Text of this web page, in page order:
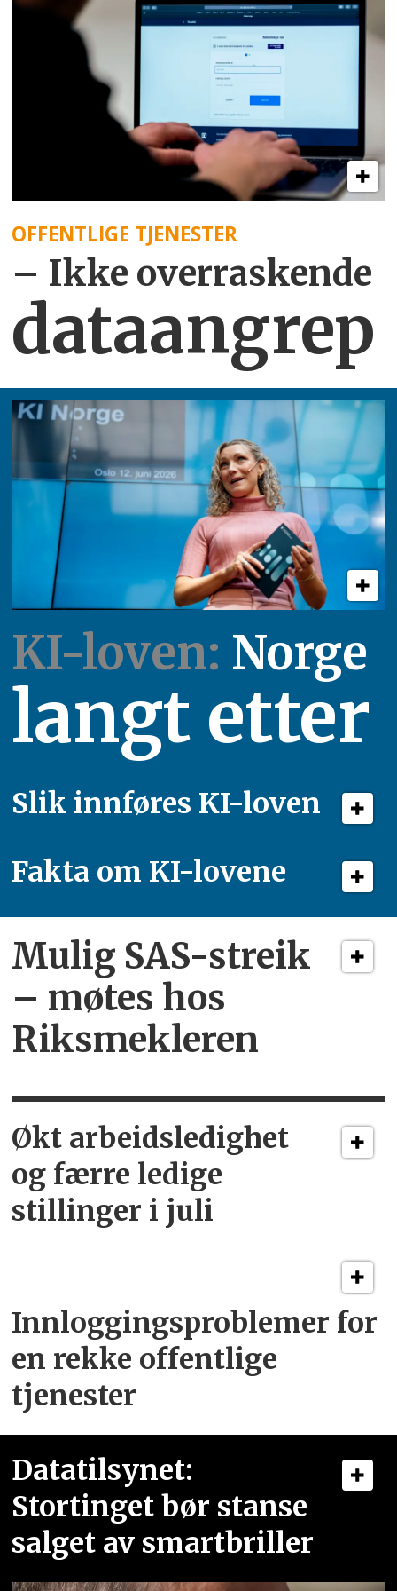
viktigste ressurs; medarbeiderne.
Bestill abonnement
Last ned enkeltsider eller hele
OFFENTLIGE TJENESTER
– Ikke overraskende
dataangrep
KI-loven: Norge
langt etter
Slik innføres KI-loven
Fakta om KI-lovene
Mulig SAS-streik
– møtes hos
Riksmekleren
Økt arbeidsledighet
og færre ledige
stillinger i juli
Innloggingsproblemer for
en rekke offentlige
tjenester
Datatilsynet:
Stortinget bør stanse
salget av smartbriller